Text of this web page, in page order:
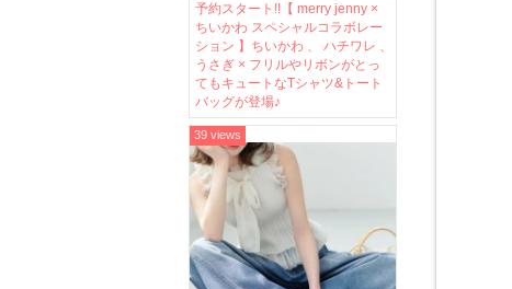
予約スタート!!【 merry jenny ×
ちいかわ スペシャルコラボレー
ション 】ちいかわ 、 ハチワレ 、
うさぎ × フリルやリボンがとっ
てもキュートなTシャツ&トート
バッグが登場♪
39 views